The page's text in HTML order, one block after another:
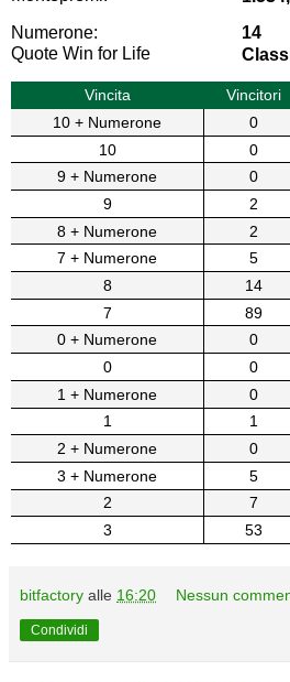
Numerone:
14
Quote Win for Life
Vincita Vincitori
10 + Numerone
0
10
0
9 + Numerone
0
9
2
8 + Numerone
2
7 + Numerone
5
8
14
7
89
0 + Numerone
0
0
0
1 + Numerone
0
1
1
2 + Numerone
0
3 + Numerone
5
2
7
3
53
bitfactory alle 16:20 Nessun
Condividi